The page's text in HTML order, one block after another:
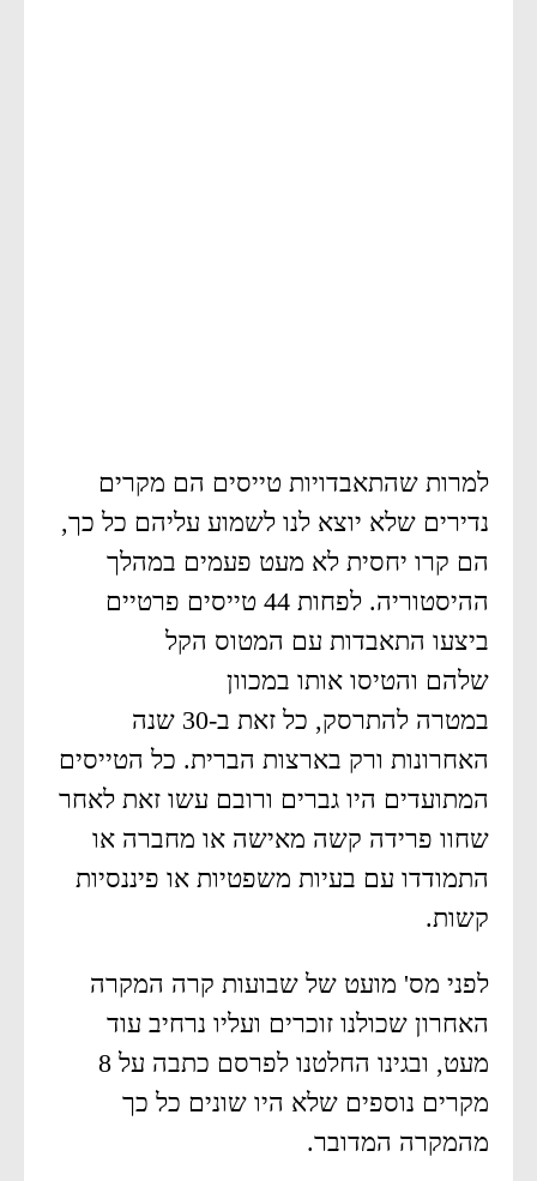
למרות שהתאבדויות טייסים הם מקרים
נדירים שלא יוצא לנו לשמוע עליהם כל כך,
הם קרו יחסית לא מעט פעמים במהלך
ההיסטוריה. לפחות 44 טייסים פרטיים
ביצעו התאבדות עם המטוס הקל
שלהם והטיסו אותו במכוון
במטרה להתרסק, כל זאת ב-30 שנה
האחרונות ורק בארצות הברית. כל הטייסים
המתועדים היו גברים ורובם עשו זאת לאחר
שחוו פרידה קשה מאישה או מחברה או
התמודדו עם בעיות משפטיות או פיננסיות
קשות.
לפני מס' מועט של שבועות קרה המקרה
האחרון שכולנו זוכרים ועליו נרחיב עוד
מעט, ובגינו החלטנו לפרסם כתבה על 8
מקרים נוספים שלא היו שונים כל כך
מהמקרה המדובר.